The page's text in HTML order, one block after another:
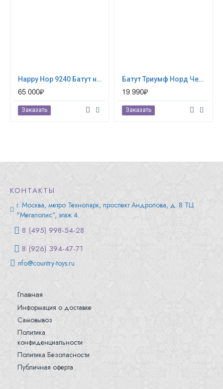
Happy Hop 9240 Батут надувной водная горка «Крокодильчик»
65 000₽
Заказать
Бaтут Триумф Норд Чемпион 244 см (80060)
19 990₽
Заказать
КОНТАКТЫ
г. Москва, метро Технопарк, проспект Андропова, д. 8 ТЦ
"Мегаполис", этаж 4.
8 (495) 998-54-28
8 (926) 394-47-71
nfo@country-toys.ru
Главная
Информация о доставке
Самовывоз
Политика
конфиденциальности
Политика Безопасности
Публичная оферта